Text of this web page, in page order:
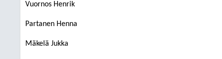
Vuornos Henrik
Partanen Henna
Mäkelä Jukka